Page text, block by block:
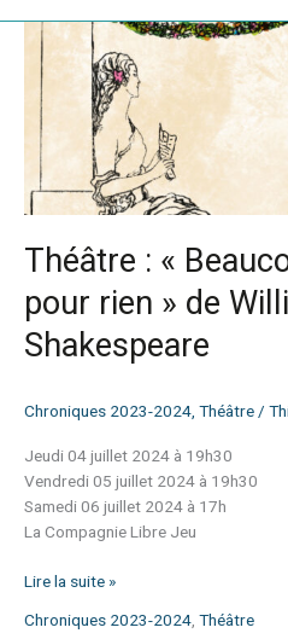
Théâtre : «
pour rien » de
Shakespeare
Chroniques 2023-2024 Théâtre /
Jeudi 04 juillet 2024 à 19h30
Vendredi 05 juillet 2024 à 19h30
Samedi 06 juillet 2024 à 17h
La Compagnie Libre Jeu
Théâtre
« Beaucoup
de
bruit
pour
rien »
de
Shakespeare
Lire la suite »
Chroniques 2023-2024 Théâtre